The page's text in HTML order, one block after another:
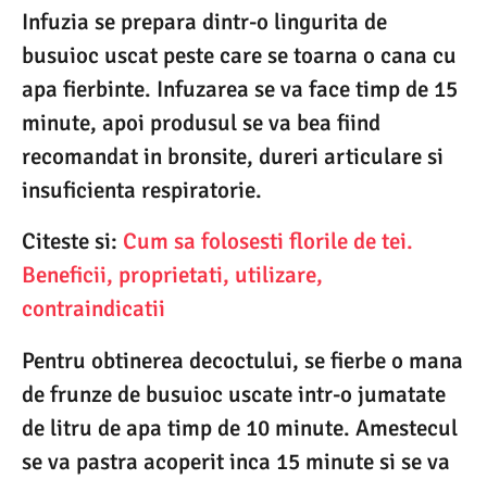
Infuzia se prepara dintr-o lingurita de
busuioc uscat peste care se toarna o cana cu
apa fierbinte. Infuzarea se va face timp de 15
minute, apoi produsul se va bea fiind
recomandat in bronsite, dureri articulare si
insuficienta respiratorie.
Citeste si: Cum sa folosesti florile de tei.
Beneficii, proprietati, utilizare,
contraindicatii
Pentru obtinerea decoctului, se fierbe o mana
de frunze de busuioc uscate intr-o jumatate
de litru de apa timp de 10 minute. Amestecul
se va pastra acoperit inca 15 minute si se va